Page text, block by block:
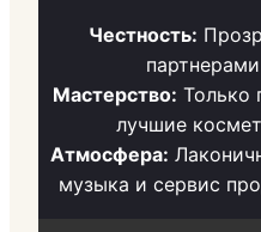
Честность:
Мастерство: Только
лучшие
Атмосфера:
музыка и сервис